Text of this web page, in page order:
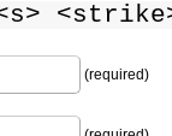
(required)